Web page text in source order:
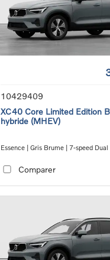
10429409
XC40 Core Limited Edition
hybride (MHEV)
Essence | Gris Brume | 7-speed
Comparer